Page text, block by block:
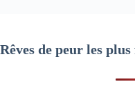
Rêves de peur les